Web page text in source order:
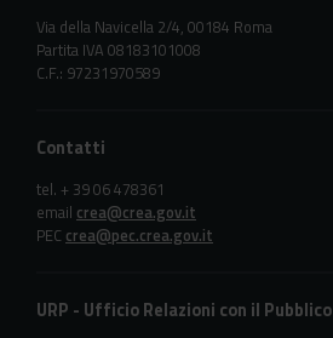
Via della Navicella 2/4, 00184 Roma
Partita IVA 08183101008
C.F.: 97231970589
Contatti
tel. + 39 06 478361
email crea@crea.gov.it
PEC crea@pec.crea.gov.it
URP - Ufficio Relazioni con il Pubblico